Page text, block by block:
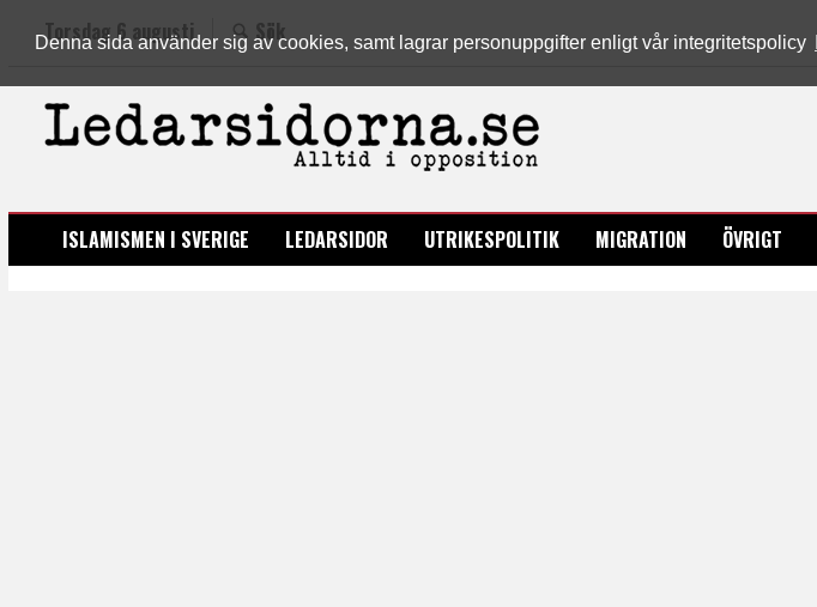
Denna sida använder sig av cookies, samt lagrar personuppgifter enligt vår integritetspolicy
Torsdag 6 augusti Sök
LEDARSIDORNA.SE
ISLAMISMEN I SVERIGE LEDARSIDOR UTRIKESPOLITIK MIGRATION ÖVRIGT